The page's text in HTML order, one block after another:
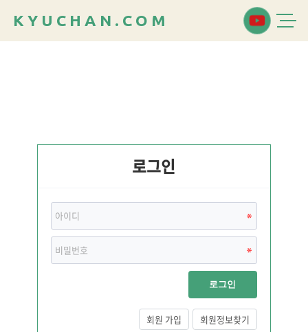
K Y U C H A N . C O M
로그인
로그인
회원 가입 회원정보찾기